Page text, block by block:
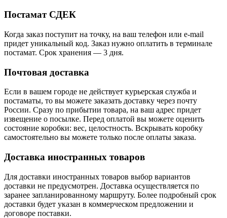
Постамат СДЕК
Когда заказ поступит на точку, на ваш телефон или e-mail
придет уникальный код. Заказ нужно оплатить в терминале
постамат. Срок хранения — 3 дня.
Почтовая доставка
Если в вашем городе не действует курьерская служба и
постаматы, то вы можете заказать доставку через почту
России. Сразу по прибытии товара, на ваш адрес придет
извещение о посылке. Перед оплатой вы можете оценить
состояние коробки: вес, целостность. Вскрывать коробку
самостоятельно вы можете только после оплаты заказа.
Доставка иностранных товаров
Для доставки иностранных товаров выбор вариантов
доставки не предусмотрен. Доставка осуществляется по
заранее запланированному маршруту. Более подробный срок
доставки будет указан в коммерческом предложении и
договоре поставки.